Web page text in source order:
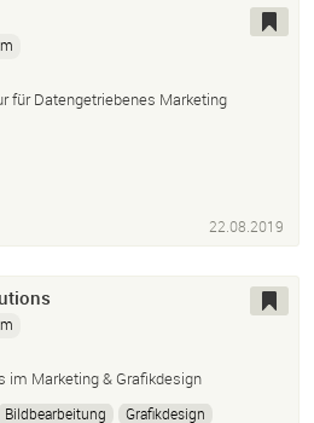
für Datengetriebenes Marketing
22.08.2019
im Marketing & Grafikdesign
Bildbearbeitung Grafikdesign